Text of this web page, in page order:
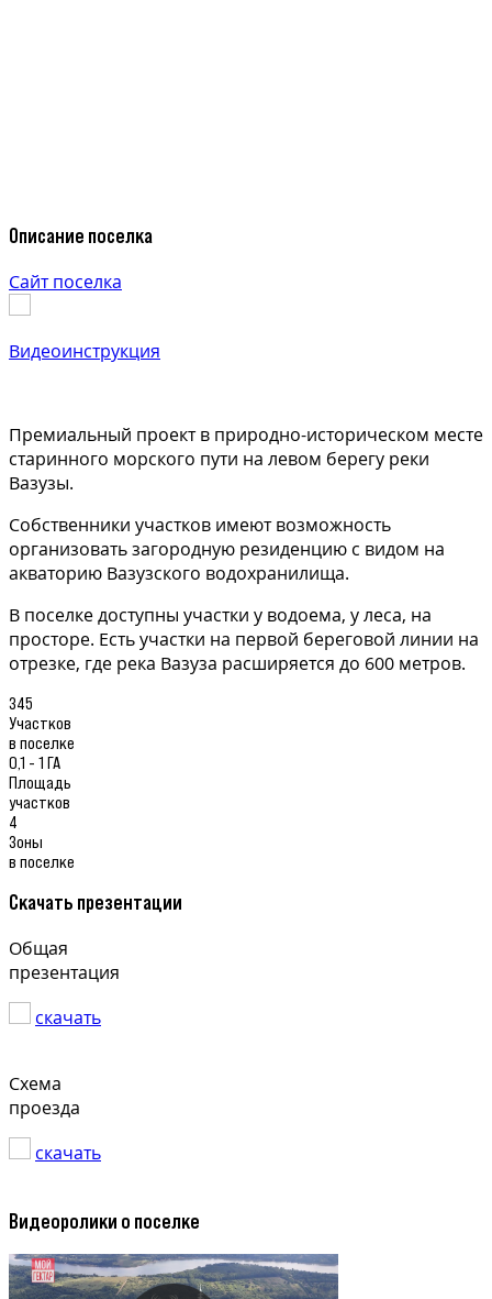
Описание поселка
Сайт поселка
Видеоинструкция
Премиальный проект в природно-историческом месте
старинного морского пути на левом берегу реки
Вазузы.
Собственники участков имеют возможность
организовать загородную резиденцию с видом на
акваторию Вазузского водохранилища.
В поселке доступны участки у водоема, у леса, на
просторе. Есть участки на первой береговой линии на
отрезке, где река Вазуза расширяется до 600 метров.
345
Участков
в поселке
0,1 - 1 ГА
Площадь
участков
4
Зоны
в поселке
Скачать презентации
Общая
презентация
скачать
Схема
проезда
скачать
Видеоролики о поселке